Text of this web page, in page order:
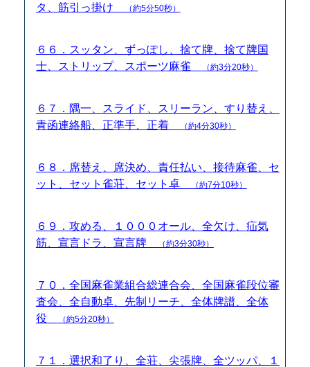
タ、筋引っ掛け
（約5分50秒）
６６．スッタン、ずっぽし、捨て牌、捨て牌国
士、ストリップ、スポーツ麻雀
（約3分20秒）
６７．隅一、スライド、スリーラン、すり替え、
青函連絡船、正準手、正着
（約4分30秒）
６８．席替え、席決め、責任払い、接待麻雀、セ
ット、セット雀荘、セット卓
（約7分10秒）
６９．攻める、１０００オール、全欠け、疝気
筋、宣言ドラ、宣言牌
（約3分30秒）
７０．全国麻雀業組合総連合会、全国麻雀段位審
査会、全自動卓、先制リーチ、全体牌譜、全体
役
（約5分20秒）
７１．選択和了り、全荘、尖張牌、全ツッパ、１